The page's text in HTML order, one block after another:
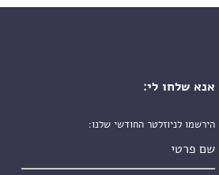
אנא שלחו לי:
הירשמו לניוזלטר החודשי שלנו: